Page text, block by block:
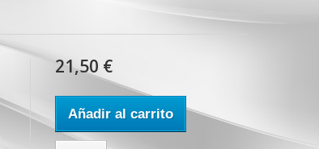
21,50 €
Añadir al carrito